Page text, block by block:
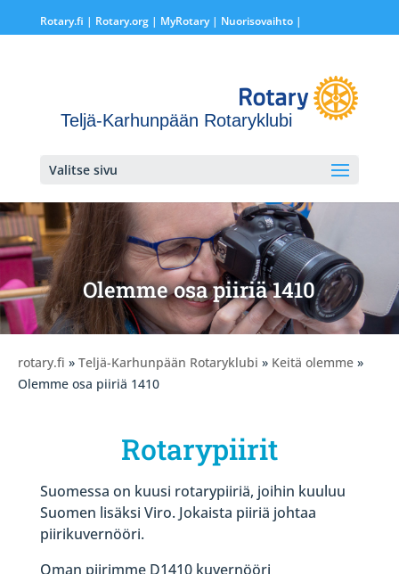
Rotary.fi | Rotary.org| MyRotary | Nuorisovaihto|
Teljä-Karhunpään Rotaryklubi
Valitse sivu
Olemme osa piiriä 1410
rotary.fi » Teljä-Karhunpään Rotaryklubi » Keitä olemme »
Olemme osa piiriä 1410
Rotarypiirit
Suomessa on kuusi rotarypiiriä, joihin kuuluu
Suomen lisäksi Viro. Jokaista piiriä johtaa
piirikuvernööri.
Oman piirimme D1410 kuvernööri